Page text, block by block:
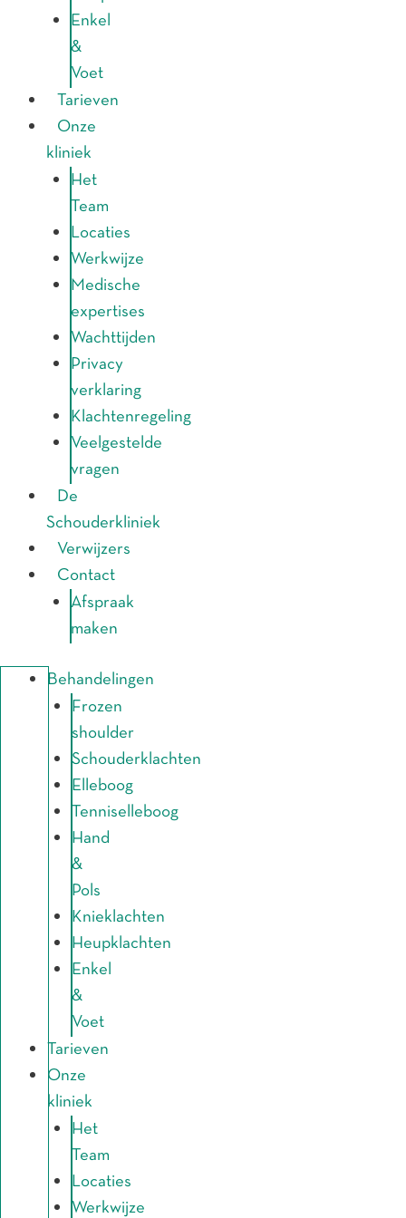
Enkel
&
Voet
Tarieven
Onze
kliniek
Het
Team
Locaties
Werkwijze
Medische
expertises
Wachttijden
Privacy
verklaring
Klachtenregeling
Veelgestelde
vragen
De
Schouderkliniek
Verwijzers
Contact
Afspraak
maken
Behandelingen
Frozen
shoulder
Schouderklachten
Elleboog
Tenniselleboog
Hand
&
Pols
Knieklachten
Heupklachten
Enkel
&
Voet
Tarieven
Onze
kliniek
Het
Team
Locaties
Werkwijze